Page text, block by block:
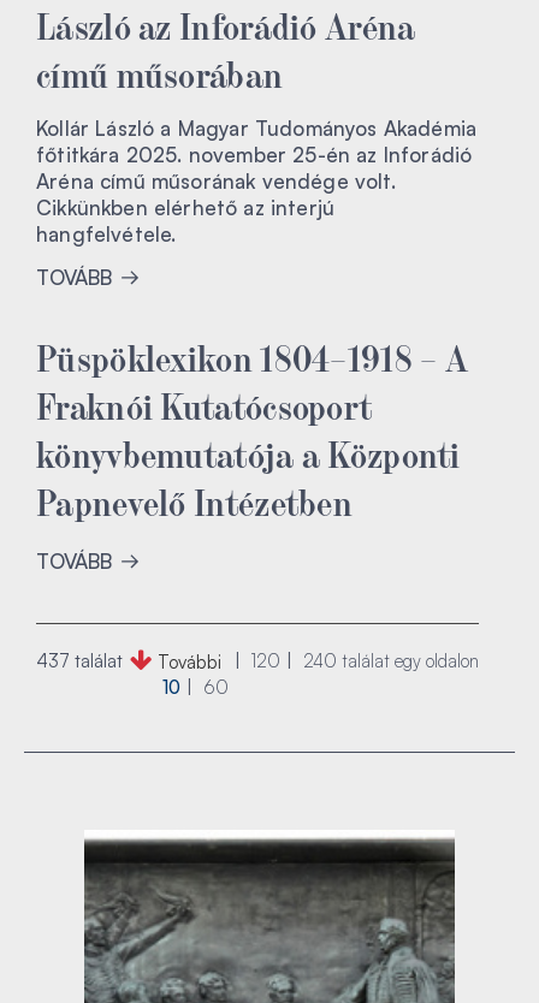
László az Inforádió Aréna
című műsorában
Kollár László a Magyar Tudományos Akadémia
főtitkára 2025. november 25-én az Inforádió
Aréna című műsorának vendége volt.
Cikkünkben elérhető az interjú
hangfelvétele.
TOVÁBB
Püspöklexikon 1804–1918 – A
Fraknói Kutatócsoport
könyvbemutatója a Központi
Papnevelő Intézetben
TOVÁBB
437 találat További 240 találat egy oldalon
120
60
10